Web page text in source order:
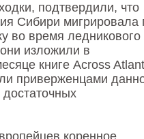
подтвердили, что
Сибири мигрировала
во время ледникового
изложили в
книге Across
приверженцами